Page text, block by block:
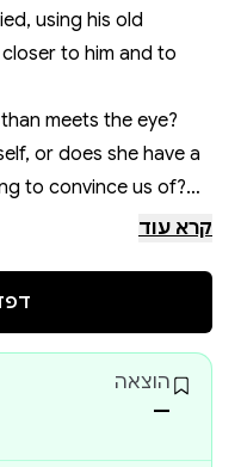
using his old
to him and to
meets the eye?
or does she have a
to convince us of?
her father? And who
and proceed reading
קרא עוד
הוצאה
—